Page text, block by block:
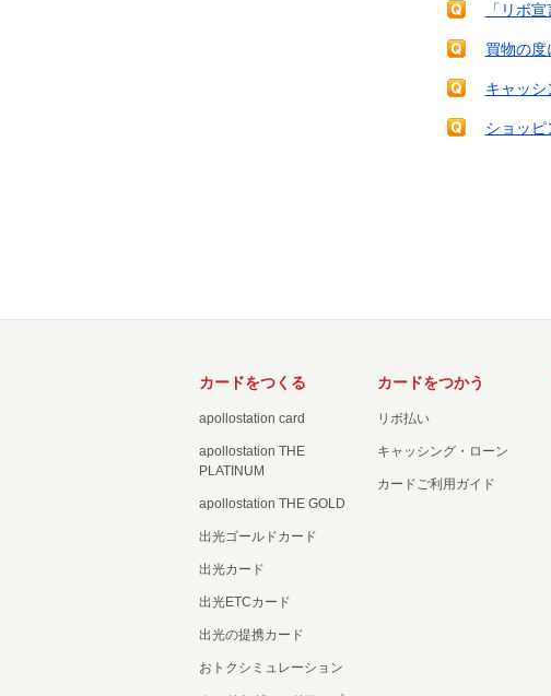
「リボ
買物の度
キャッシ
ショッ
カードをつくる
apollostation card
apollostation THE
PLATINUM
apollostation THE GOLD
出光ゴールドカード
出光カード
出光ETCカード
出光の提携カード
おトクシミュレーション
カードをつかう
リボ払い
キャッシング・ローン
カードご利用ガイド